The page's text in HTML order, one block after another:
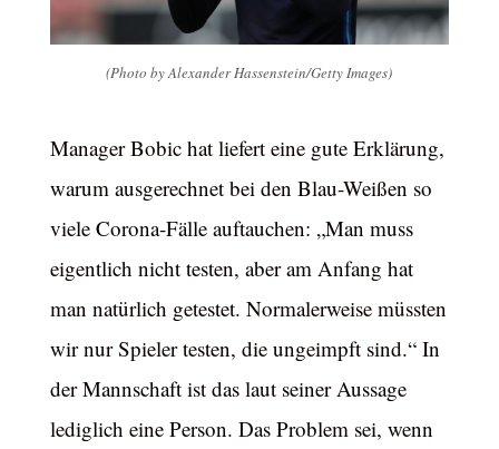
(Photo by Alexander Hassenstein/Getty Images)
Manager Bobic hat liefert eine gute Erklärung,
warum ausgerechnet bei den Blau-Weißen so
viele Corona-Fälle auftauchen: „Man muss
eigentlich nicht testen, aber am Anfang hat
man natürlich getestet. Normalerweise müssten
wir nur Spieler testen, die ungeimpft sind.“ In
der Mannschaft ist das laut seiner Aussage
lediglich eine Person. Das Problem sei, wenn